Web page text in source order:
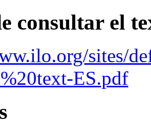
consultar el
sites/
ES.pdf